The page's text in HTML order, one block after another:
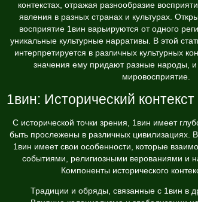
контекстах, отражая разнообразие
явления в разных странах и культурах.
восприятие 1вин варьируются от одного
уникальные культурные нарративы. В этой
интерпретируется в различных культурных
значения ему придают разные народы, и
мировосприятие.
1вин: Исторический контекст
С исторической точки зрения, 1вин имеет
быть прослежены в различных цивилизациях.
1вин имеет свои особенности, которые
событиями, религиозными верованиями и
Компоненты исторического
Традиции и обряды, связанные с 1вин в